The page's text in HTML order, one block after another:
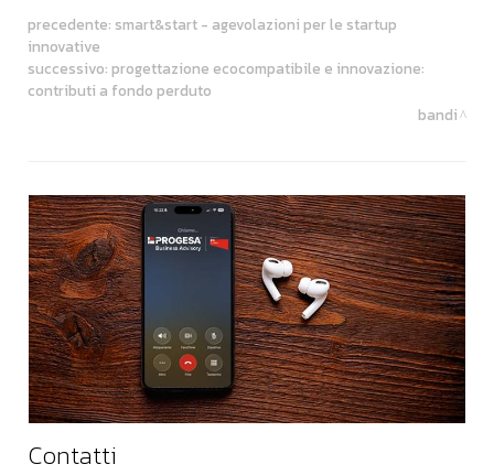
precedente: smart&start - agevolazioni per le startup
innovative
successivo: progettazione ecocompatibile e innovazione:
contributi a fondo perduto
bandi
Contatti